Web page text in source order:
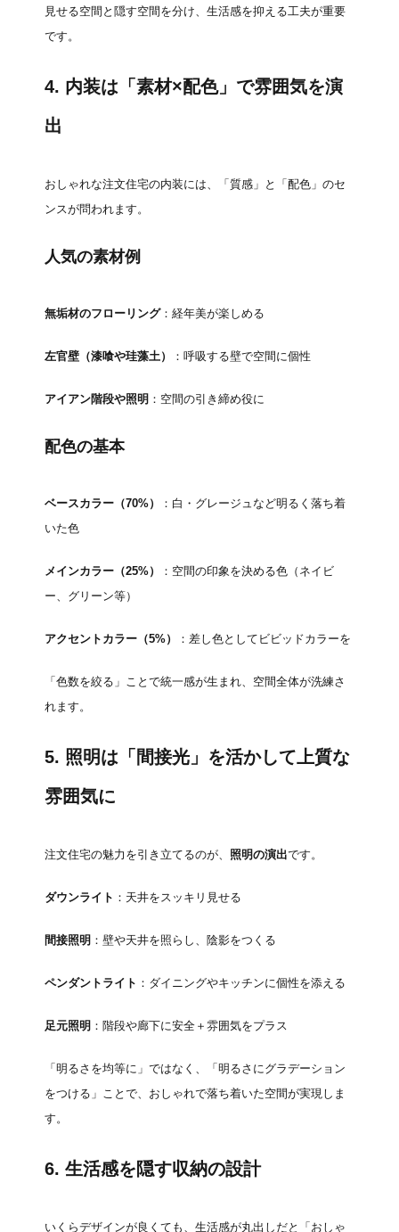
見せる空間と隠す空間を分け、生活感を抑える工夫が重要
です。
4. 内装は「素材×配色」で雰囲気を演
出
おしゃれな注文住宅の内装には、「質感」と「配色」のセ
ンスが問われます。
人気の素材例
無垢材のフローリング：経年美が楽しめる
左官壁（漆喰や珪藻土） ：呼吸する壁で空間に個性
アイアン階段や照明 ：空間の引き締め役に
配色の基本
ベースカラー（70%）
：白・グレージュなど明るく落ち着
いた色
メインカラー（25%）
：空間の印象を決める色（ネイビ
ー、グリーン等）
アクセントカラー（5%） ：差し色としてビビッドカラーを
「色数を絞る」ことで統一感が生まれ、空間全体が洗練さ
れます。
5. 照明は「間接光」を活かして上質な
雰囲気に
注文住宅の魅力を引き立てるのが、 照明の演出です。
ダウンライト ：天井をスッキリ見せる
間接照明 ：壁や天井を照らし、陰影をつくる
ペンダントライト ：ダイニングやキッチンに個性を添える
足元照明 ：階段や廊下に安全＋雰囲気をプラス
「明るさを均等に」ではなく、「明るさにグラデーション
をつける」ことで、おしゃれで落ち着いた空間が実現しま
す。
6. 生活感を隠す収納の設計
いくらデザインが良くても、生活感が丸出しだと「おしゃ